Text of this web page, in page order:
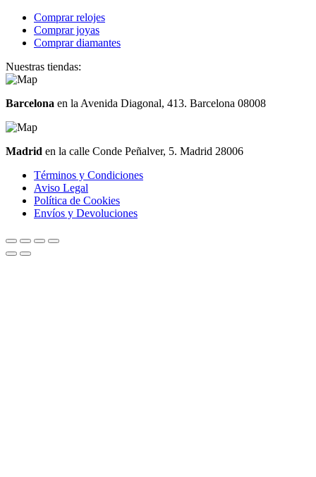
Comprar relojes
Comprar joyas
Comprar diamantes
Nuestras tiendas:
Barcelona en la Avenida Diagonal, 413. Barcelona 08008
Madrid en la calle Conde Peñalver, 5. Madrid 28006
Términos y Condiciones
Aviso Legal
Política de Cookies
Envíos y Devoluciones